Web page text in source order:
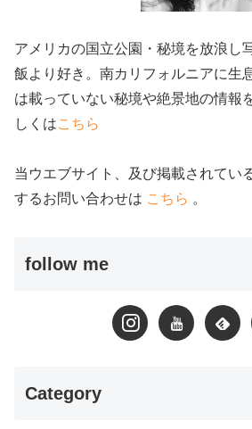
アメリカの国立公園・秘境を放浪し
飯より好き。南カリフォルニアに生
は載っていない秘境や絶景地の情報
しくはこちら
当ウエブサイト、及び掲載されてい
するお問い合わせは こちら 。
follow me
Category